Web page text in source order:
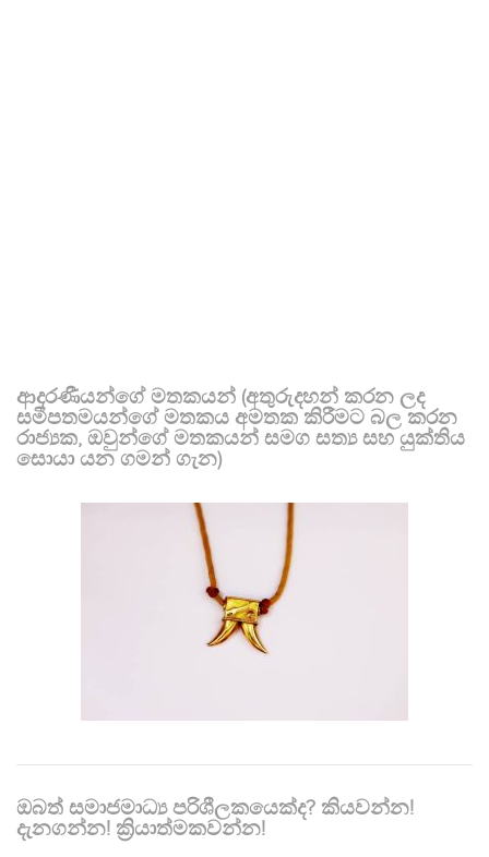
ආදරණීයන්ගේ මතකයන් (අතුරුදහන් කරන ලද
සමීපතමයන්ගේ මතකය අමතක කිරීමට බල කරන
රාජ්‍යක, ඔවුන්ගේ මතකයන් සමග සත්‍ය සහ යුක්තිය
සොයා යන ගමන් ගැන)
ඔබත් සමාජමාධ්‍ය පරිශීලකයෙක්ද? කියවන්න!
දැනගන්න! ක්‍රියාත්මකවන්න!